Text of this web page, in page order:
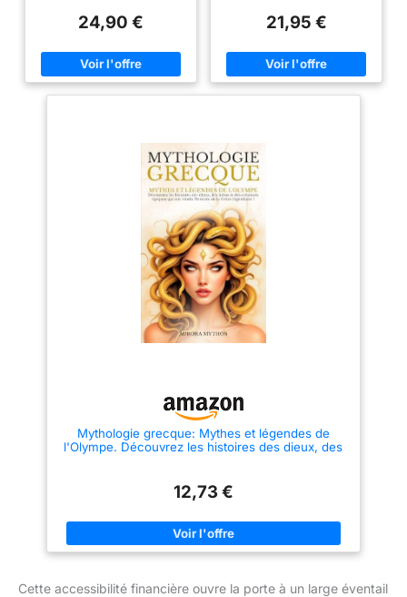
24,90 € 21,95 €
Mythologie grecque: Mythes et légendes de
l'Olympe. Découvrez les histoires des dieux, des
12,73 €
Cette accessibilité financière ouvre la porte à un large éventail